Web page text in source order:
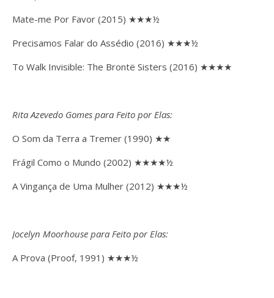
Mate-me Por Favor (2015) ★★★½
Precisamos Falar do Assédio (2016) ★★★½
To Walk Invisible: The Brontë Sisters (2016) ★★★★
Rita Azevedo Gomes para Feito por Elas:
O Som da Terra a Tremer (1990) ★★
Frágil Como o Mundo (2002) ★★★★½
A Vingança de Uma Mulher (2012) ★★★½
Jocelyn Moorhouse para Feito por Elas:
A Prova (Proof, 1991) ★★★½